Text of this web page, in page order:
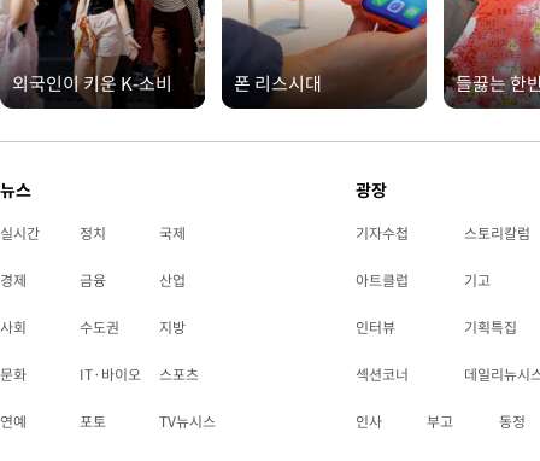
외국인이 키운 K-소비 폰 리스시대 들끓는 한
뉴스
실시간 정치 국제
경제 금융 산업
사회 수도권 지방
문화 IT·바이오 스포츠
연예 포토 TV뉴시스
광장
기자수첩 스토리칼럼
아트클럽 기고
인터뷰 기획특집
섹션코너 데일리뉴시
인사 부고 동정